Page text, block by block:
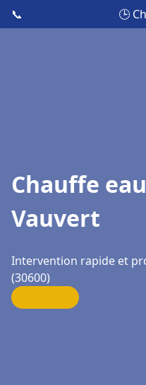
📞 🕒
Chauffe
Vauvert
Intervention rapide et
(30600)